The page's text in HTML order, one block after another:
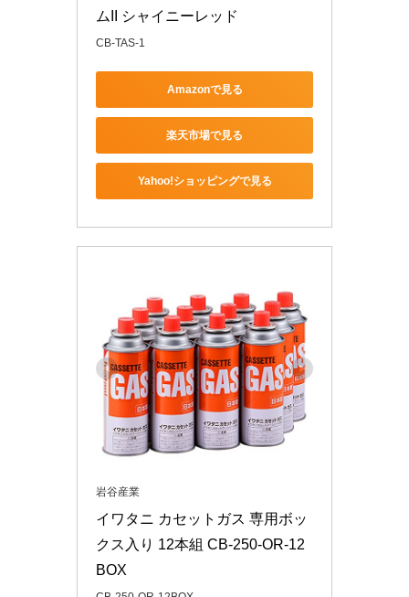
ムII シャイニーレッド
CB-TAS-1
Amazonで見る
楽天市場で見る
Yahoo!ショッピングで見る
岩谷産業
イワタニ カセットガス 専用ボッ
クス入り 12本組 CB-250-OR-12
BOX